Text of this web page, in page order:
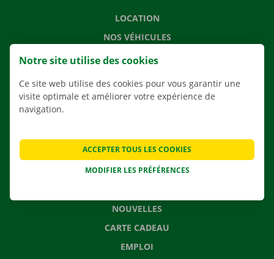
LOCATION
NOS VÉHICULES
NOS SERVICES
APPLI
CONTACTEZ NOUS
NOUVELLES
CARTE CADEAU
EMPLOI
Notre site utilise des cookies
Ce site web utilise des cookies pour vous garantir une
visite optimale et améliorer votre expérience de
navigation.
MODIFIER LES PRÉFÉRENCES
ACCEPTER TOUS LES COOKIES